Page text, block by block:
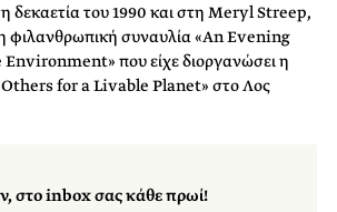
δεκαετία του 1990 και στη Meryl Streep,
φιλανθρωπική συναυλία «An Evening
που είχε διοργανώσει η
for a Livable Planet» στο Λος
στο inbox σας κάθε πρωί!